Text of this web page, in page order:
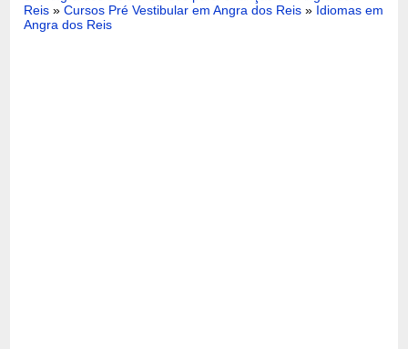
Reis »Cursos Pré Vestibular em Angra dos Reis » Idiomas em
Angra dos Reis